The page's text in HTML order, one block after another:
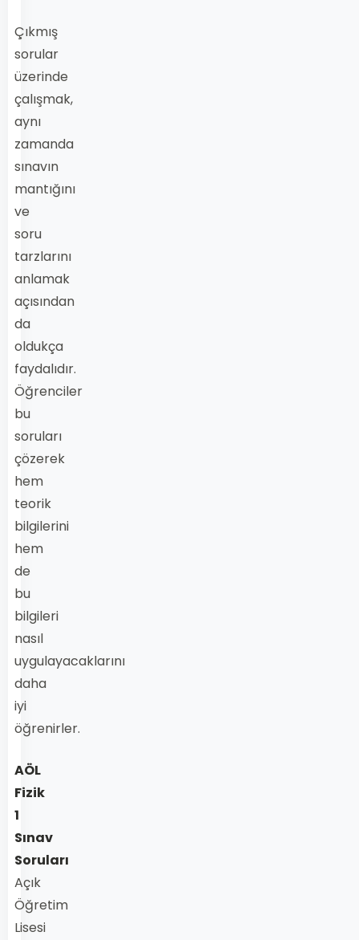
Çıkmış
sorular
üzerinde
çalışmak,
aynı
zamanda
sınavın
mantığını
ve
soru
tarzlarını
anlamak
açısından
da
oldukça
faydalıdır.
Öğrenciler
bu
soruları
çözerek
hem
teorik
bilgilerini
hem
de
bu
bilgileri
nasıl
uygulayacaklarını
daha
iyi
öğrenirler.
AÖL
Fizik
1
Sınav
Soruları
Açık
Öğretim
Lisesi